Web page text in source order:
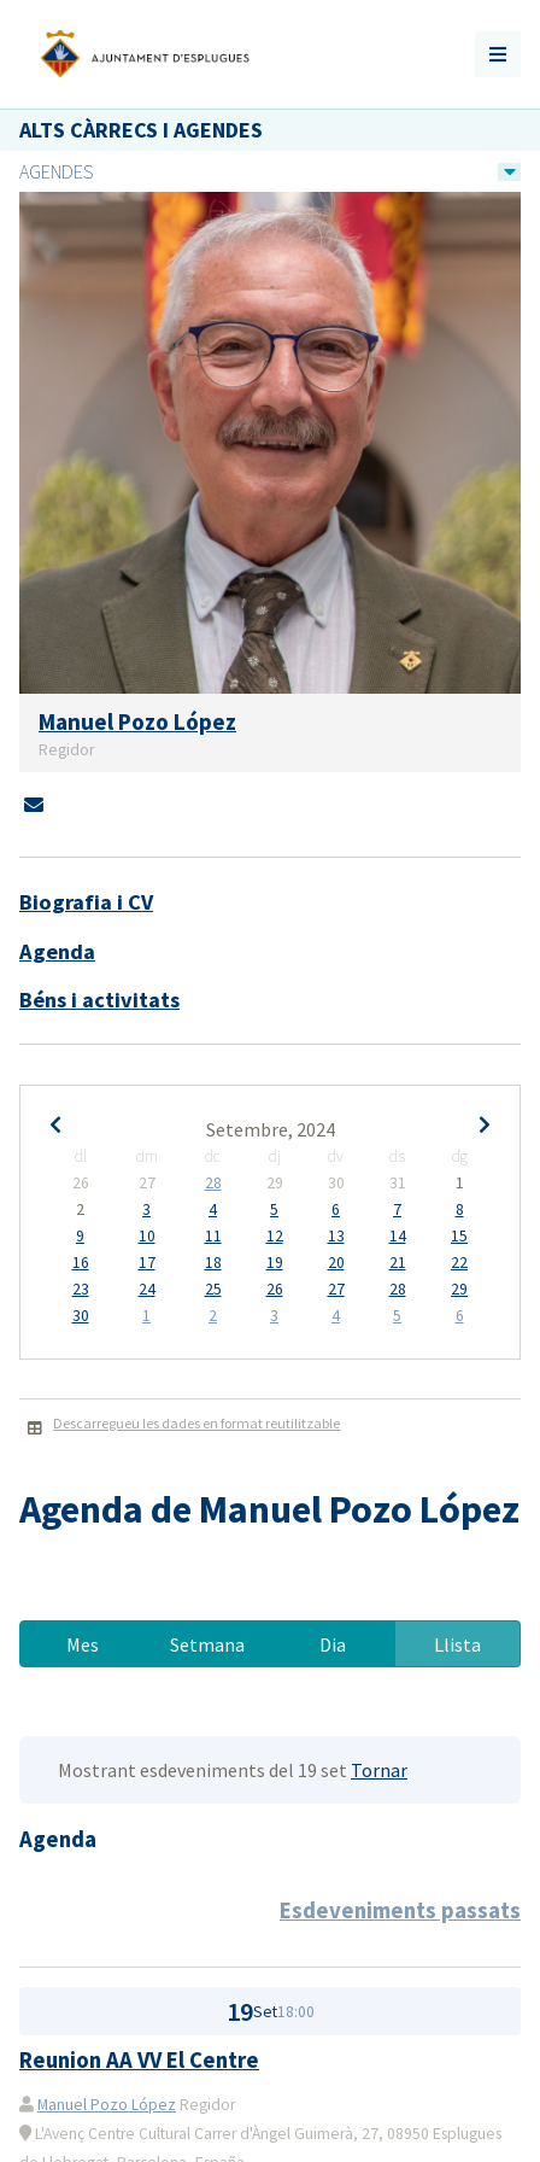
ALTS CÀRRECS I AGENDES
AGENDES
Manuel Pozo López
Regidor
Biografia i CV
Agenda
Béns i activitats
Setembre, 2024
dl dm dc dj dv ds
dg
26
27 28 29 30 31
1
2
3 4 5 6 7
8
9
10 11 12 13 14
15
16
17 18 19 20 21
22
23
24 25 26 27 28
29
30
1 2 3 4 5 6
Descarregueu les dades en format reutilitzable
Agenda de Manuel Pozo López
Mes Setmana Dia Llista
Mostrant esdeveniments del 19 set Tornar
Agenda
Esdeveniments passats
19Set18:00
Reunion AA VV El Centre
Manuel Pozo López Regidor
L'Avenç Centre Cultural Carrer d'Àngel Guimerà, 27, 08950 Esplugues